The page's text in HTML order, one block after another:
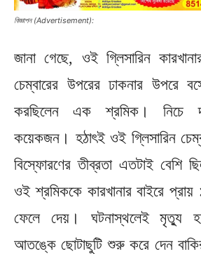
বিজ্ঞাপন (Advertisement):
জানা গেছে, ওই গ্লিসারিন
চেম্বারের উপরের ঢাকনার উপরে
করছিলেন এক শ্রমিক। নিচে
কয়েকজন। হঠাৎই ওই গ্লিসারিন
বিস্ফোরণের তীব্রতা এতটাই বেশি
ওই শ্রমিককে কারখানার বাইরে
ফেলে দেয়। ঘটনাস্থলেই মৃত্যু
আতঙ্কে ছোটাছুটি শুরু করে দেন